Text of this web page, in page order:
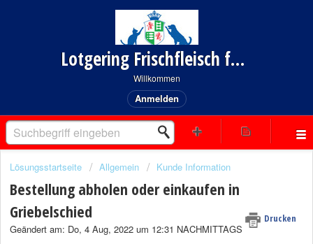
Lotgering Frischfleisch für Hund und Katze
Willkommen
Anmelden
Lösungsstartseite Allgemein Kunde Information
Bestellung abholen oder einkaufen in
Griebelschied
Drucken
Geändert am: Do, 4 Aug, 2022 um 12:31 NACHMITTAGS